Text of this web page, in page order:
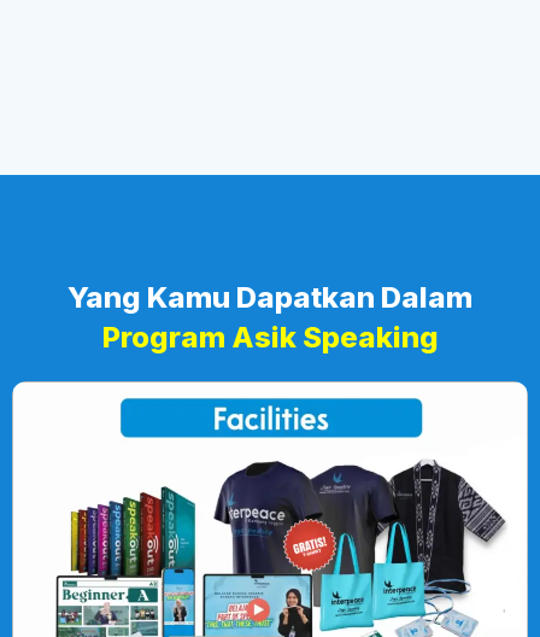
Yang Kamu Dapatkan Dalam
Program Asik Speaking